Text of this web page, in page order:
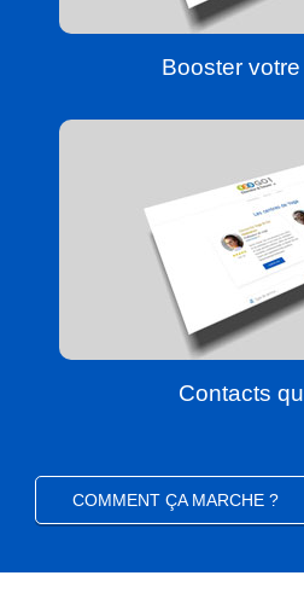
Booster
Contacts
COMMENT ÇA MARCHE ?